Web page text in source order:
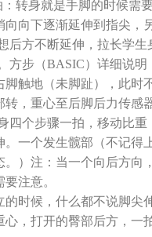
转身就是手脚的时候需
向下逐渐延伸到指尖，
后方不断延伸，拉长学生
方步（BASIC）详细说
触地（未脚趾），此时
，重心至后脚后力传感
四个步骤一拍，移动比
一个发生髋部（不记得
）注：当一个向后方向
注意。
时候，什么都不说脚尖
，打开的臀部后方，一